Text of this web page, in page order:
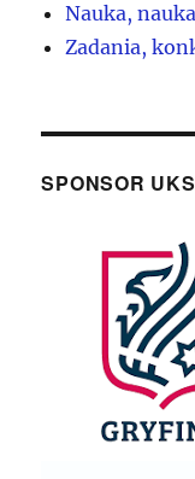
Nauka,
Zadania,
SPONSOR